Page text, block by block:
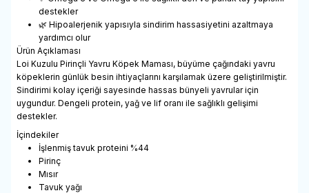
destekler
🌿 Hipoalerjenik yapısıyla sindirim hassasiyetini azaltmaya
yardımcı olur
Ürün Açıklaması
Loi Kuzulu Pirinçli Yavru Köpek Maması, büyüme çağındaki yavru
köpeklerin günlük besin ihtiyaçlarını karşılamak üzere geliştirilmiştir.
Sindirimi kolay içeriği sayesinde hassas bünyeli yavrular için
uygundur. Dengeli protein, yağ ve lif oranı ile sağlıklı gelişimi
destekler.
İçindekiler
İşlenmiş tavuk proteini %44
Pirinç
Mısır
Tavuk yağı